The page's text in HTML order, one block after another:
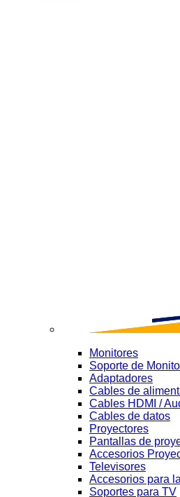
Monitores
Soporte de
Adaptadores
Cables de
Cables HDMI /
Cables de datos
Proyectores
Pantallas de
Accesorios
Televisores
Accesorios para
Soportes para TV